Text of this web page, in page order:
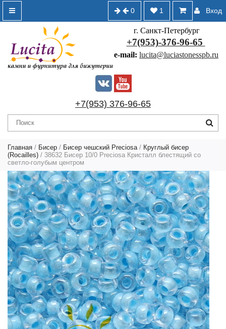
Вход
1
0
г. Санкт-Петербург
+7(953)-376-96-65
e-mail: lucita@luciastonesspb.ru
+7(953) 376-96-65
Главная / Бисер / Бисер чешский Preciosa / Круглый бисер
(Rocailles) / 38632 Бисер 10/0 Preciosa Кристалл блестящий со
светло-голубым центром